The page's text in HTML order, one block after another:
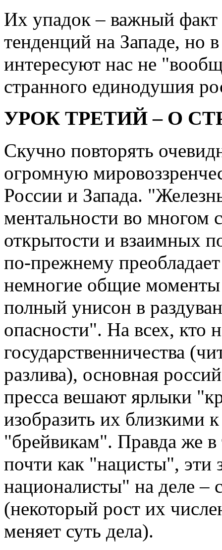
Их упадок – важный
тенденций на Западе, но
интересуют нас не
странного единодушия
УРОК ТРЕТИЙ – О
Скучно повторять
огромную
России и Запада.
ментальности во многом
открытости и взаимных
по-прежнему
немногие общие моменты
полный унисон в
опасности". На всех, кто
государственничества
разлива), основная
пресса вешают ярлыки
изобразить их близкими
"брейвикам". Правда же в
почти как "нацисты", эти
националисты" на деле –
(некоторый рост их
меняет суть дела).